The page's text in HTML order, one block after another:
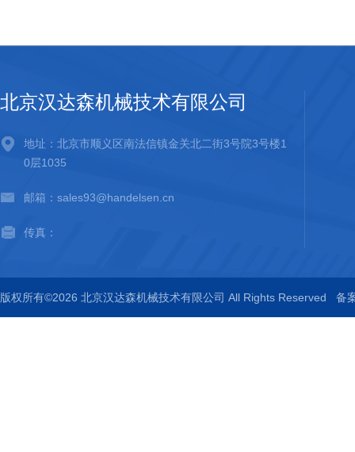
北京汉达森机械技术有限公司
地址：北京市顺义区南法信镇金关北二街3号院3号楼1
0层1035
邮箱：sales93@handelsen.cn
传真：
版权所有©2026 北京汉达森机械技术有限公司 All Rights Reserved 备